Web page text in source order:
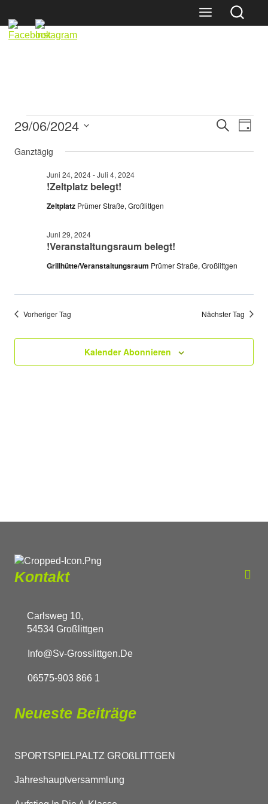
content
Veranstaltungen
für
Juni
2024
und
Suche
Tag
29/06/2024
wählen.
Ganztägig
!Zeltplatz belegt!
Juni 24, 2024-Juli 4, 2024
Zeltplatz Prümer Straße, Großlittgen
!Veranstaltungsraum belegt!
Juni 29, 2024
Grillhütte/Veranstaltungsraum Prümer Straße, Großlittgen
Vorheriger Tag Nächster Tag
Kalender Abonnieren
Kontakt
Carlsweg 10,
54534 Großlittgen
Info@sv-Grosslittgen.de
06575-903 866 1
Neueste Beiträge
SPORTSPIELPALTZ GROßLITTGEN
Jahreshauptversammlung